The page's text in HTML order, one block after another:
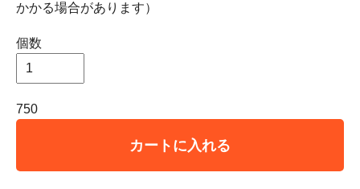
かかる場合があります）
個数
750
カートに入れる